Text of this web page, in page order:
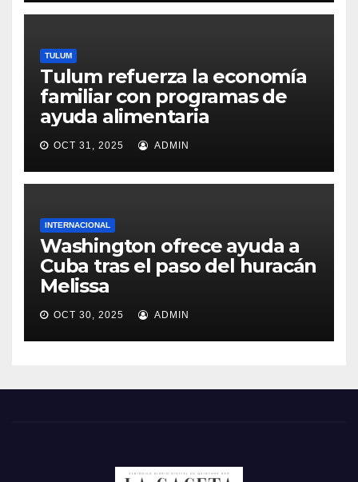
TULUM
Tulum refuerza la economía
familiar con programas de
ayuda alimentaria
OCT 31, 2025 ADMIN
INTERNACIONAL
Washington ofrece ayuda a
Cuba tras el paso del huracán
Melissa
OCT 30, 2025 ADMIN